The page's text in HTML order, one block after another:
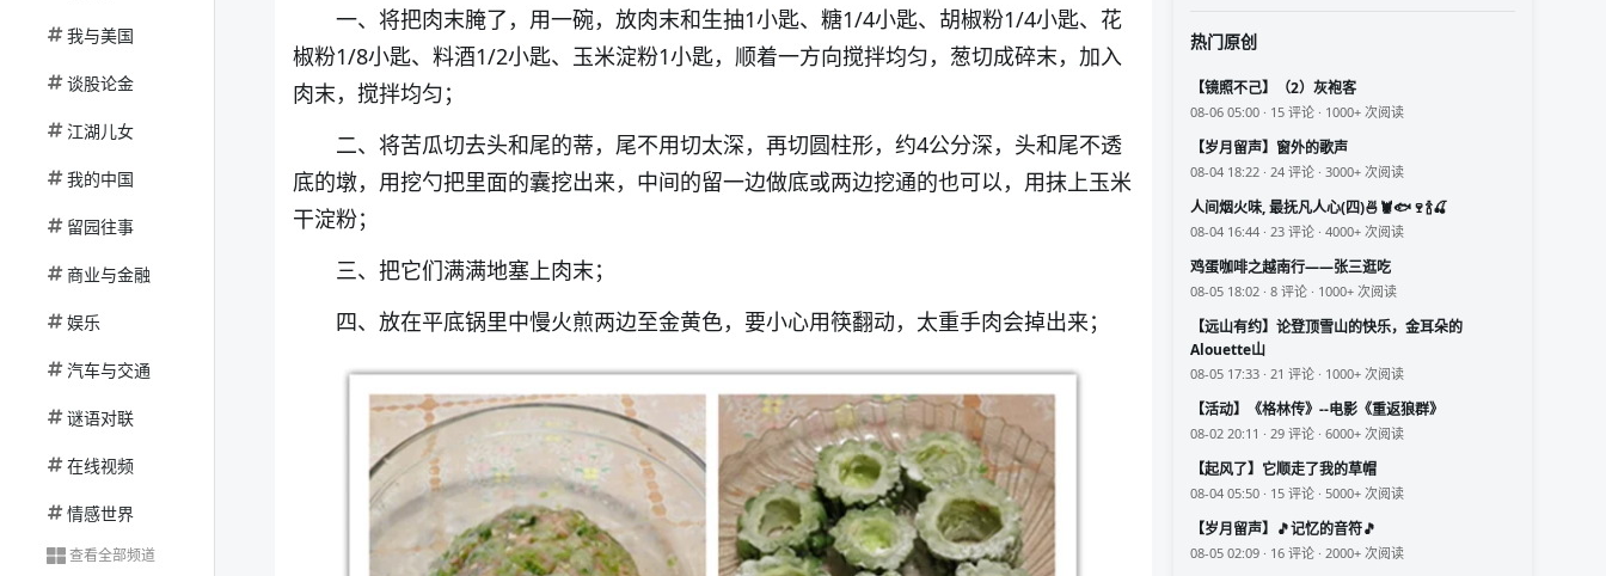
我与美国
谈股论金
江湖儿女
我的中国
留园往事
商业与金融
娱乐
汽车与交通
谜语对联
在线视频
情感世界
查看全部频道
一、将把肉末腌了，用一碗，放肉末和生抽1小匙、糖1/4小匙、胡椒粉1/4小匙、花
椒粉1/8小匙、料酒1/2小匙、玉米淀粉1小匙，顺着一方向搅拌均匀，葱切成碎末，加入
肉末，搅拌均匀；
二、将苦瓜切去头和尾的蒂，尾不用切太深，再切圆柱形，约4公分深，头和尾不透
底的墩，用挖勺把里面的囊挖出来，中间的留一边做底或两边挖通的也可以，用抹上玉米
干淀粉；
三、把它们满满地塞上肉末；
四、放在平底锅里中慢火煎两边至金黄色，要小心用筷翻动，太重手肉会掉出来；
热门原创
【镜照不己】（2）灰袍客
08-06 05:00 · 15 评论 · 1000+ 次阅读
【岁月留声】窗外的歌声
08-04 18:22 · 24 评论 · 3000+ 次阅读
人间烟火味, 最抚凡人心(四)🍜🦞🐟🍷🍾🍒
08-04 16:44 · 23 评论 · 4000+ 次阅读
鸡蛋咖啡之越南行——张三逛吃
08-05 18:02 · 8 评论 · 1000+ 次阅读
【远山有约】论登顶雪山的快乐，金耳朵的
Alouette山
08-05 17:33 · 21 评论 · 1000+ 次阅读
【活动】《格林传》--电影《重返狼群》
08-02 20:11 · 29 评论 · 6000+ 次阅读
【起风了】它顺走了我的草帽
08-04 05:50 · 15 评论 · 5000+ 次阅读
【岁月留声】🎵记忆的音符🎵
08-05 02:09 · 16 评论 · 2000+ 次阅读